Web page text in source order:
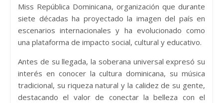
Miss República Dominicana, organización que durante
siete décadas ha proyectado la imagen del país en
escenarios internacionales y ha evolucionado como
una plataforma de impacto social, cultural y educativo.
Antes de su llegada, la soberana universal expresó su
interés en conocer la cultura dominicana, su música
tradicional, su riqueza natural y la calidez de su gente,
destacando el valor de conectar la belleza con el